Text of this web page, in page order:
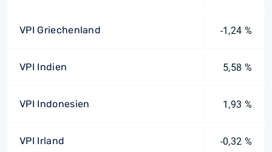
VPI Griechenland -1,24 %
VPI Indien 5,58 %
VPI Indonesien 1,93 %
VPI Irland -0,32 %